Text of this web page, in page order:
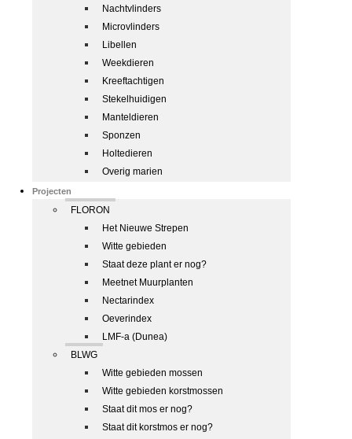
Nachtvlinders
Microvlinders
Libellen
Weekdieren
Kreeftachtigen
Stekelhuidigen
Manteldieren
Sponzen
Holtedieren
Overig marien
Projecten
FLORON
Het Nieuwe Strepen
Witte gebieden
Staat deze plant er nog?
Meetnet Muurplanten
Nectarindex
Oeverindex
LMF-a (Dunea)
BLWG
Witte gebieden mossen
Witte gebieden korstmossen
Staat dit mos er nog?
Staat dit korstmos er nog?